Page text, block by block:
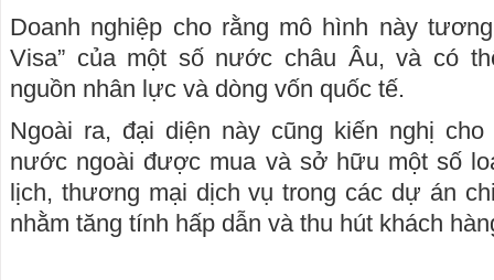
Doanh nghiệp cho rằng mô hình này
Visa” của một số nước châu Âu, và có
nguồn nhân lực và dòng vốn quốc tế.
Ngoài ra, đại diện này cũng kiến nghị
nước ngoài được mua và sở hữu một số
lịch, thương mại dịch vụ trong các dự án
nhằm tăng tính hấp dẫn và thu hút khách